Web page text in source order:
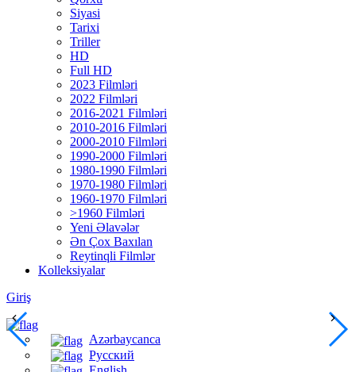
Siyasi
Tarixi
Triller
HD
Full HD
2023 Filmləri
2022 Filmləri
2016-2021 Filmləri
2010-2016 Filmləri
2000-2010 Filmləri
1990-2000 Filmləri
1980-1990 Filmləri
1970-1980 Filmləri
1960-1970 Filmləri
>1960 Filmləri
Yeni Əlavələr
Ən Çox Baxılan
Reytinqli Filmlər
Kolleksiyalar
Giriş
Azərbaycanca
Русский